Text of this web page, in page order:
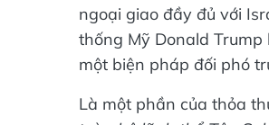
ngoại giao đầy đủ với
thống Mỹ Donald
một biện pháp đối phó
Là một phần của thỏa